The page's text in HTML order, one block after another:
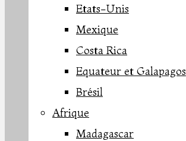
Etats-Unis
Mexique
Costa Rica
Equateur et Galapagos
Brésil
Afrique
Madagascar